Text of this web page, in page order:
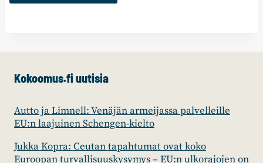
Kokoomus.fi uutisia
Autto ja Limnell: Venäjän armeijassa palvelleille
EU:n laajuinen Schengen-kielto
Jukka Kopra: Ceutan tapahtumat ovat koko
Euroopan turvallisuuskysymys – EU:n ulkorajojen on